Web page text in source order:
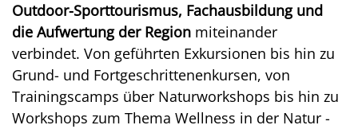
Outdoor-Sporttourismus, Fachausbildung und
die Aufwertung der Region miteinander
verbindet. Von geführten Exkursionen bis hin zu
Grund- und Fortgeschrittenenkursen, von
Trainingscamps über Naturworkshops bis hin zu
Workshops zum Thema Wellness in der Natur -